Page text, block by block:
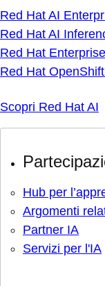
Red Hat AI
Red Hat AI
Red Hat
Red Hat
Scopri Red Hat AI
Hub per
Argomenti
Partner IA
Servizi per l'IA